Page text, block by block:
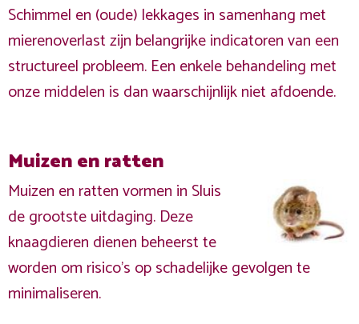
Schimmel en (oude) lekkages in samenhang met
mierenoverlast zijn belangrijke indicatoren van een
structureel probleem. Een enkele behandeling met
onze middelen is dan waarschijnlijk niet afdoende.
Muizen en ratten
Muizen en ratten vormen in Sluis
de grootste uitdaging. Deze
knaagdieren dienen beheerst te
worden om risico's op schadelijke gevolgen te
minimaliseren.